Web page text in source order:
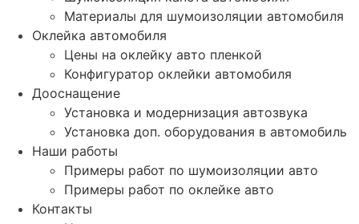
Материалы для шумоизоляции автомобиля
Оклейка автомобиля
Цены на оклейку авто пленкой
Конфигуратор оклейки автомобиля
Дооснащение
Установка и модернизация автозвука
Установка доп. оборудования в автомобиль
Наши работы
Примеры работ по шумоизоляции авто
Примеры работ по оклейке авто
Контакты